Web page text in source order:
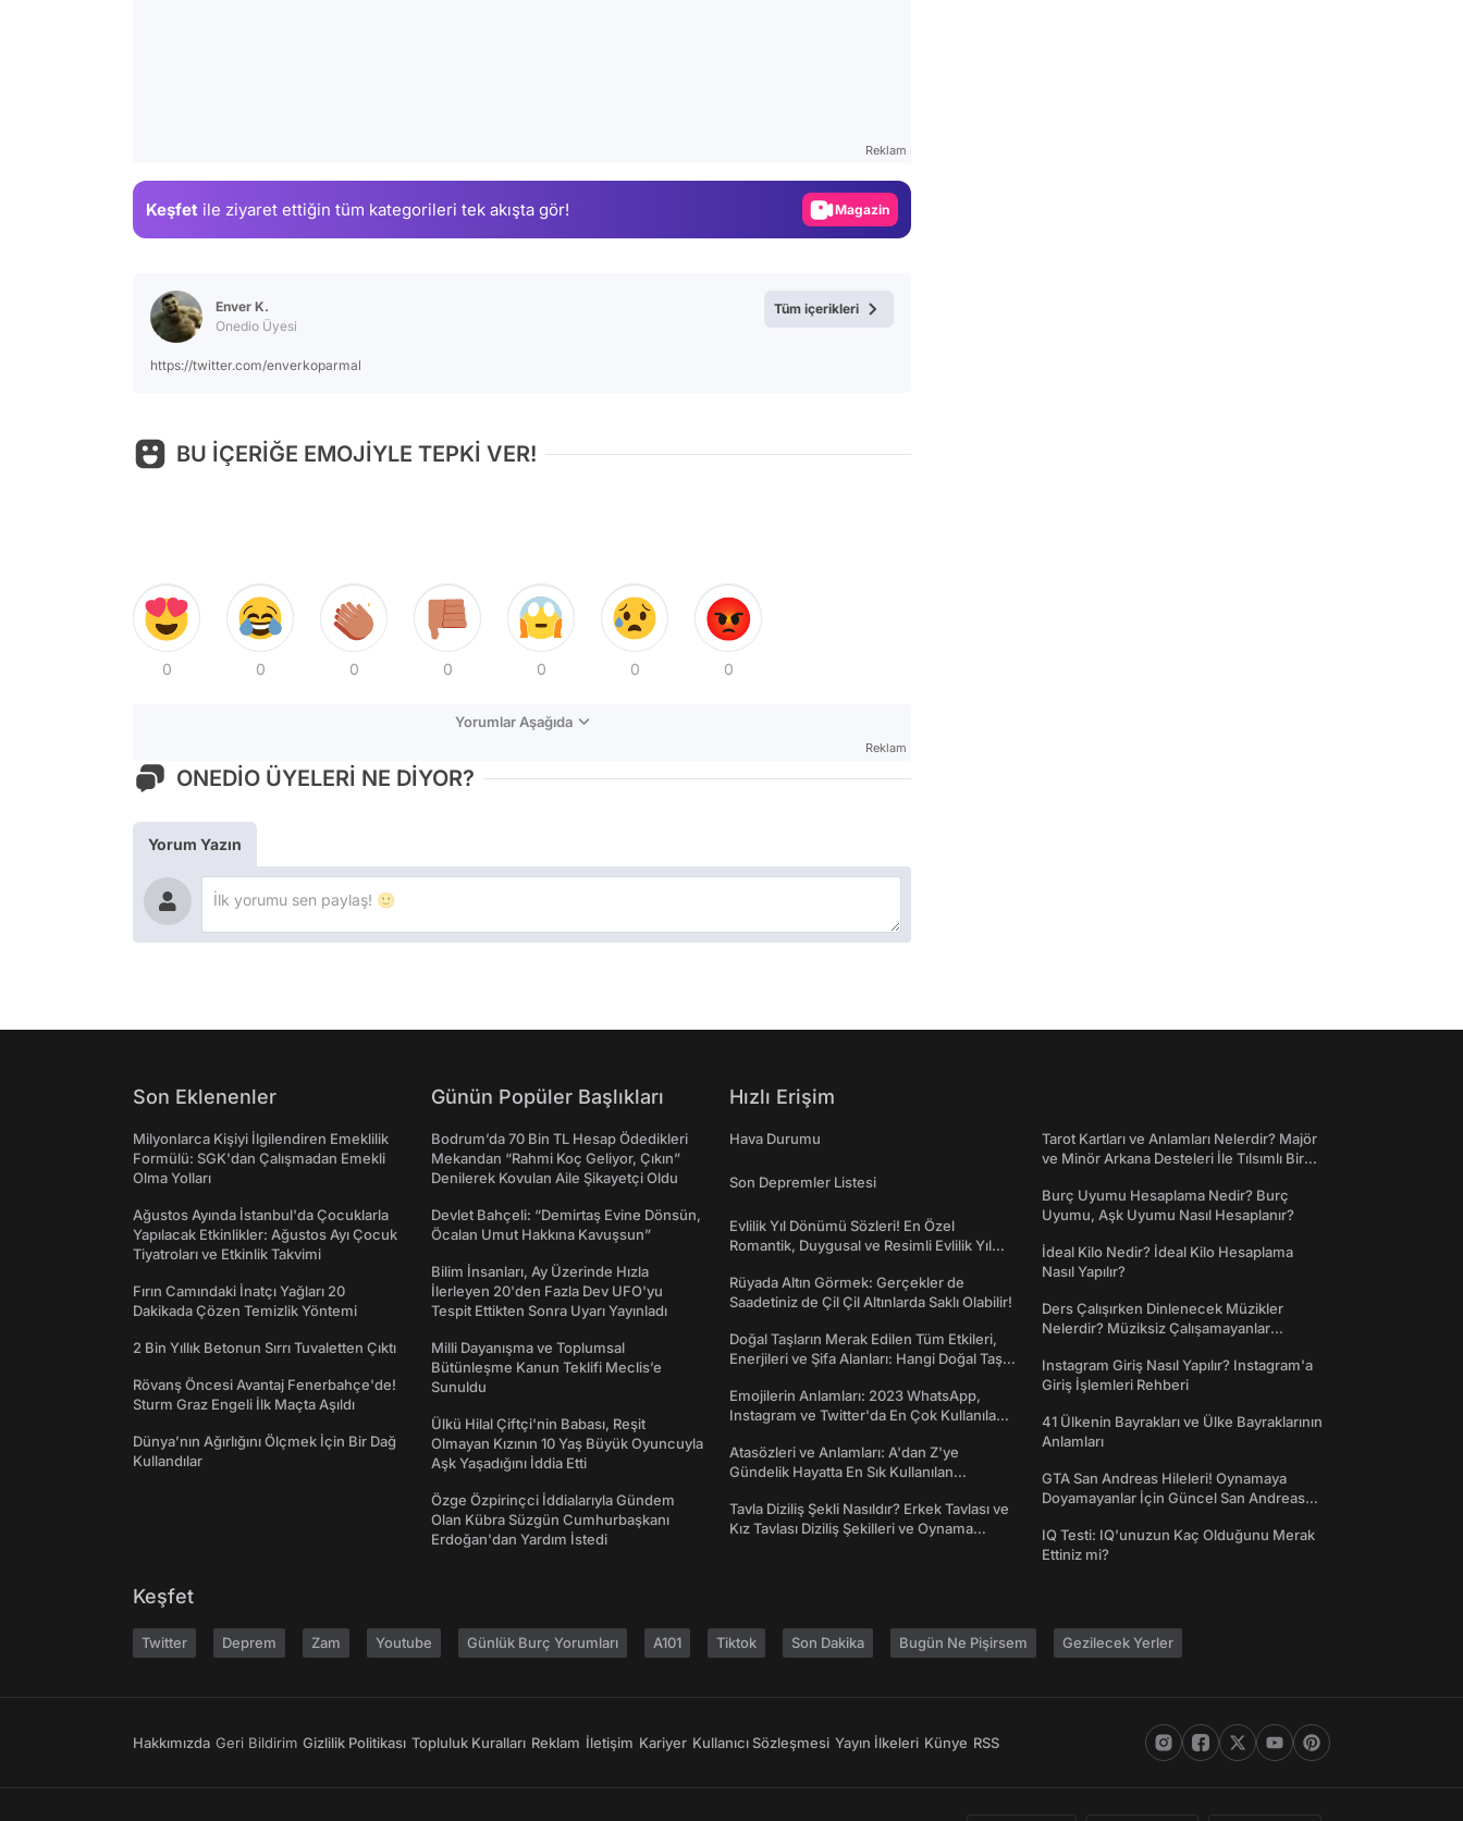
Reklam
Keşfet ile ziyaret ettiğin tüm kategorileri tek akışta gör!
Gündem
Magazin
Video
Enver K.
Onedio Üyesi
https://twitter.com/enverkoparmal
Tüm içerikleri
BU İÇERİĞE EMOJİYLE TEPKİ VER!
0 0 0 0 0 0 0
Yorumlar Aşağıda
Reklam
ONEDİO ÜYELERİ NE DİYOR?
Yorum Yazın
Son Eklenenler
Milyonlarca Kişiyi İlgilendiren Emeklilik
Formülü: SGK'dan Çalışmadan Emekli
Olma Yolları
Ağustos Ayında İstanbul'da Çocuklarla
Yapılacak Etkinlikler: Ağustos Ayı Çocuk
Tiyatroları ve Etkinlik Takvimi
Fırın Camındaki İnatçı Yağları 20
Dakikada Çözen Temizlik Yöntemi
2 Bin Yıllık Betonun Sırrı Tuvaletten Çıktı
Rövanş Öncesi Avantaj Fenerbahçe'de!
Sturm Graz Engeli İlk Maçta Aşıldı
Dünya’nın Ağırlığını Ölçmek İçin Bir Dağ
Kullandılar
Günün Popüler Başlıkları
Bodrum’da 70 Bin TL Hesap Ödedikleri
Mekandan “Rahmi Koç Geliyor, Çıkın”
Denilerek Kovulan Aile Şikayetçi Oldu
Devlet Bahçeli: “Demirtaş Evine Dönsün,
Öcalan Umut Hakkına Kavuşsun”
Bilim İnsanları, Ay Üzerinde Hızla
İlerleyen 20'den Fazla Dev UFO'yu
Tespit Ettikten Sonra Uyarı Yayınladı
Milli Dayanışma ve Toplumsal
Bütünleşme Kanun Teklifi Meclis’e
Sunuldu
Ülkü Hilal Çiftçi'nin Babası, Reşit
Olmayan Kızının 10 Yaş Büyük Oyuncuyla
Aşk Yaşadığını İddia Etti
Özge Özpirinçci İddialarıyla Gündem
Olan Kübra Süzgün Cumhurbaşkanı
Erdoğan'dan Yardım İstedi
Hızlı Erişim
Hava Durumu
Son Depremler Listesi
Evlilik Yıl Dönümü Sözleri! En Özel
Romantik, Duygusal ve Resimli Evlilik Yıl
Rüyada Altın Görmek: Gerçekler de
Saadetiniz de Çil Çil Altınlarda Saklı Olabilir!
Doğal Taşların Merak Edilen Tüm Etkileri,
Enerjileri ve Şifa Alanları: Hangi Doğal Taş
Emojilerin Anlamları: 2023 WhatsApp,
Instagram ve Twitter'da En Çok Kullanılan
Atasözleri ve Anlamları: A'dan Z'ye
Gündelik Hayatta En Sık Kullanılan
Tavla Diziliş Şekli Nasıldır? Erkek Tavlası ve
Kız Tavlası Diziliş Şekilleri ve Oynama
Tarot Kartları ve Anlamları Nelerdir? Majör
ve Minör Arkana Desteleri İle Tılsımlı Bir
Burç Uyumu Hesaplama Nedir? Burç
Uyumu, Aşk Uyumu Nasıl Hesaplanır?
İdeal Kilo Nedir? İdeal Kilo Hesaplama
Nasıl Yapılır?
Ders Çalışırken Dinlenecek Müzikler
Nelerdir? Müziksiz Çalışamayanlar
Instagram Giriş Nasıl Yapılır? Instagram'a
Giriş İşlemleri Rehberi
41 Ülkenin Bayrakları ve Ülke Bayraklarının
Anlamları
GTA San Andreas Hileleri! Oynamaya
Doyamayanlar İçin Güncel San Andreas
IQ Testi: IQ'unuzun Kaç Olduğunu Merak
Ettiniz mi?
Keşfet
Twitter Deprem Zam Youtube Günlük Burç Yorumları A101 Tiktok Son Dakika Bugün Ne Pişirsem Gezilecek Yerler
Hakkımızda Geri Bildirim Gizlilik Politikası Topluluk Kuralları Reklam İletişim Kariyer Kullanıcı Sözleşmesi Yayın İlkeleri Künye RSS